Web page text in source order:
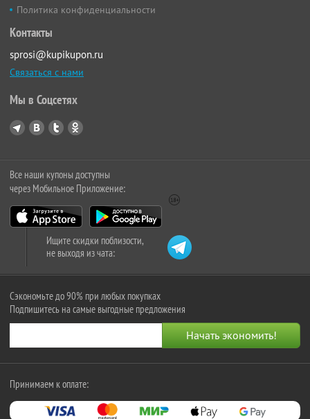
Политика конфиденциальности
Контакты
sprosi@kupikupon.ru
Связаться с нами
Мы в Соцсетях
Все наши купоны доступны
через Мобильное Приложение:
Ищите скидки поблизости,
не выходя из чата:
Сэкономьте до 90% при любых покупках
Подпишитесь на самые выгодные предложения
Принимаем к оплате: